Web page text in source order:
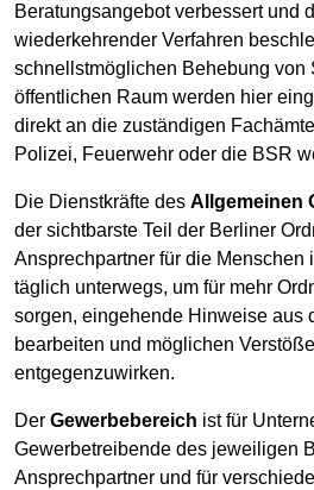
Beratungsangebot verbessert und
wiederkehrender Verfahren
schnellstmöglichen Behebung von
öffentlichen Raum werden hier
direkt an die zuständigen
Polizei, Feuerwehr oder die BSR
Die Dienstkräfte des Allgemeinen
der sichtbarste Teil der Berliner
Ansprechpartner für die Menschen
täglich unterwegs, um für mehr
sorgen, eingehende Hinweise aus
bearbeiten und möglichen
entgegenzuwirken.
Der Gewerbebereich ist für
Gewerbetreibende des jeweiligen
Ansprechpartner und für